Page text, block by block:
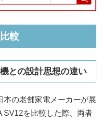
較
との設計思想の違い
本の老舗家電メーカーが展
SV12を比較した際、両者